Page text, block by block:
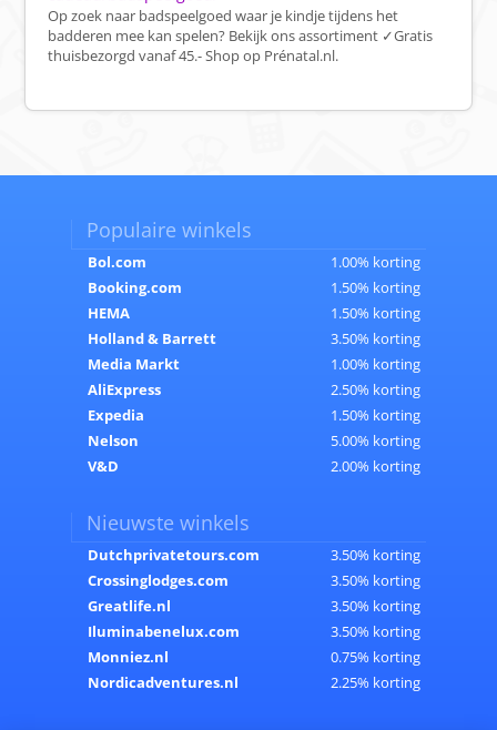
Op zoek naar badspeelgoed waar je kindje tijdens het
badderen mee kan spelen? Bekijk ons assortiment ✓Gratis
thuisbezorgd vanaf 45.- Shop op Prénatal.nl.
Populaire winkels
Bol.com
1.00% korting
Booking.com
1.50% korting
HEMA
1.50% korting
Holland & Barrett
3.50% korting
Media Markt
1.00% korting
AliExpress
2.50% korting
Expedia
1.50% korting
Nelson
5.00% korting
V&D
2.00% korting
Nieuwste winkels
Dutchprivatetours.com
3.50% korting
Crossinglodges.com
3.50% korting
Greatlife.nl
3.50% korting
Iluminabenelux.com
3.50% korting
Monniez.nl
0.75% korting
Nordicadventures.nl
2.25% korting